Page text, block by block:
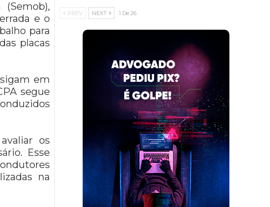
e o
para
placas
em
segue
os
Esse
na
PREV NEXT 1 De 26